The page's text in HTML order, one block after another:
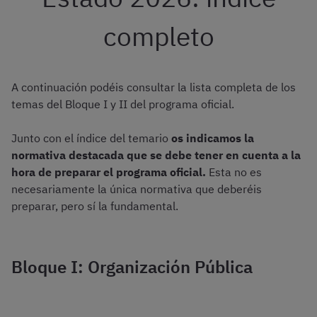
completo
A continuación podéis consultar la lista completa de los
temas del Bloque I y II del programa oficial.
Junto con el índice del temario os indicamos la
normativa destacada que se debe tener en cuenta a la
hora de preparar el programa oficial. Esta no es
necesariamente la única normativa que deberéis
preparar, pero sí la fundamental.
Bloque I: Organización Pública